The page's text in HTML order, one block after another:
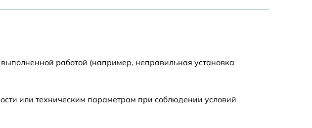
работой (например, неправильная установка
или техническим параметрам при соблюдении условий